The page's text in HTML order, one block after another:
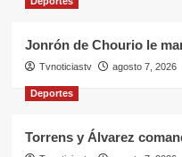
Jonrón de Chourio le
Tvnoticiastv agosto 7, 2026
Deportes
Torrens y Álvarez